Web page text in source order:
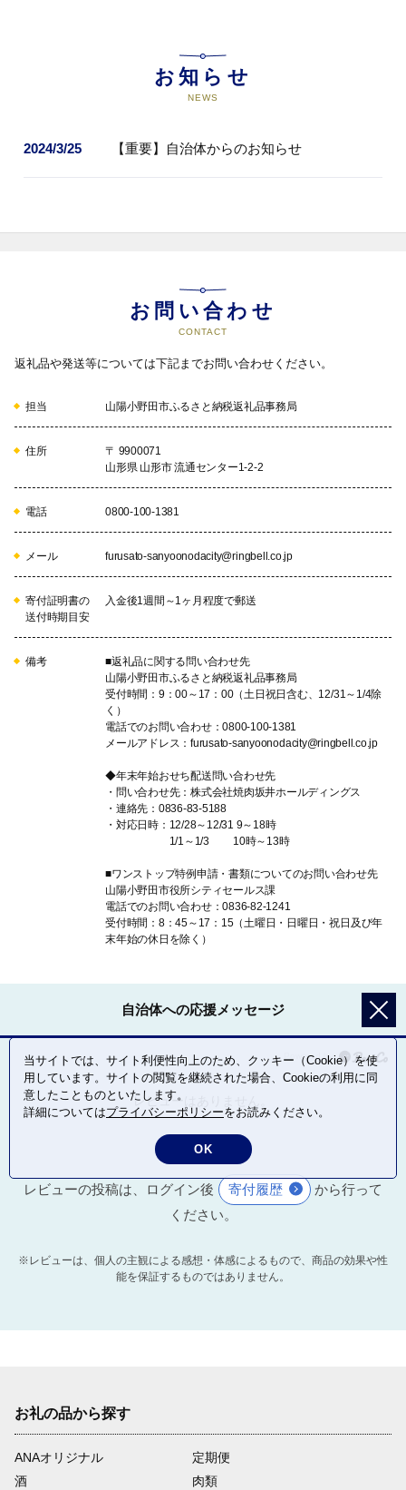
お知らせ
NEWS
2024/3/25 【重要】自治体からのお知らせ
お問い合わせ
CONTACT
返礼品や発送等については下記までお問い合わせください。
担当 山陽小野田市ふるさと納税返礼品事務局
住所
〒 9900071
山形県 山形市 流通センター1-2-2
電話 0800-100-1381
メール furusato-sanyoonodacity@ringbell.co.jp
寄付証明書の
送付時期目安
入金後1週間～1ヶ月程度で郵送
備考
■返礼品に関する問い合わせ先
山陽小野田市ふるさと納税返礼品事務局
受付時間：9：00～17：00（土日祝日含む、12/31～1/4除
く）
電話でのお問い合わせ：0800-100-1381
メールアドレス：furusato-sanyoonodacity@ringbell.co.jp
◆年末年始おせち配送問い合わせ先
・問い合わせ先：株式会社焼肉坂井ホールディングス
・連絡先：0836-83-5188
・対応日時：12/28～12/31 9～18時
1/1～1/3 10時～13時
■ワンストップ特例申請・書類についてのお問い合わせ先
山陽小野田市役所シティセールス課
電話でのお問い合わせ：0836-82-1241
受付時間：8：45～17：15（土曜日・日曜日・祝日及び年
末年始の休日を除く）
自治体への応援メッセージ
レビューはありません。
レビューの投稿は、ログイン後 寄付履歴
から行って
ください。
※レビューは、個人の主観による感想・体感によるもので、商品の効果や性
能を保証するものではありません。
お礼の品から探す
ANAオリジナル
定期便
酒
肉類
当サイトでは、サイト利便性向上のため、クッキー（Cookie）を使
用しています。サイトの閲覧を継続された場合、Cookieの利用に同
意したことものといたします。
詳細についてはプライバシーポリシーをお読みください。
OK